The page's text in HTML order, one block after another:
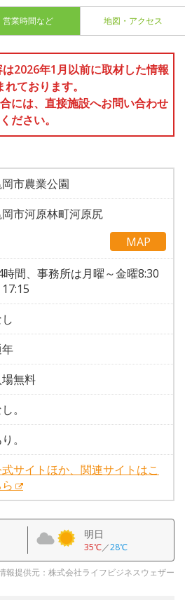
営業時間など 地図・アクセス
2026年1月以前に取材した情報
れております。
には、直接施設へお問い合わせ
ください。
市農業公園
市河原林町河原尻
MAP
時間、事務所は月曜～金曜8:30
17:15
場無料
。
。
サイトほか、関連サイトはこ
明日
35℃／28℃
報提供元：株式会社ライフビジネスウェザー